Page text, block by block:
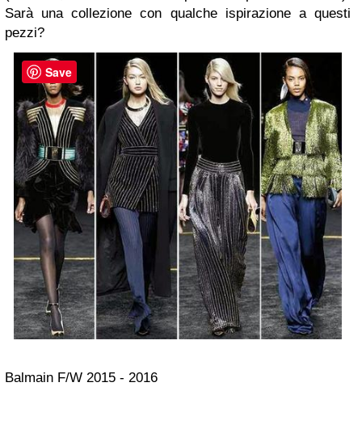
Sarà una collezione con qualche ispirazione a questi
pezzi?
Balmain F/W 2015 - 2016
Save